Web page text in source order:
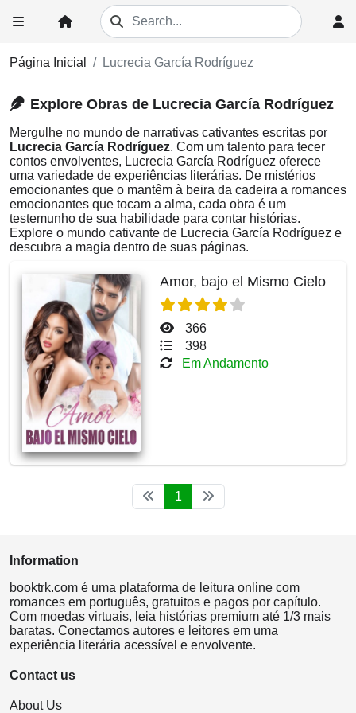
Página Inicial Lucrecia García Rodríguez
Explore Obras de Lucrecia García Rodríguez
Mergulhe no mundo de narrativas cativantes escritas por
Lucrecia García Rodríguez. Com um talento para tecer
contos envolventes, Lucrecia García Rodríguez oferece
uma variedade de experiências literárias. De mistérios
emocionantes que o mantêm à beira da cadeira a romances
emocionantes que tocam a alma, cada obra é um
testemunho de sua habilidade para contar histórias.
Explore o mundo cativante de Lucrecia García Rodríguez e
descubra a magia dentro de suas páginas.
Amor, bajo el Mismo Cielo
366
398
Em Andamento
1
Information
booktrk.com é uma plataforma de leitura online com
romances em português, gratuitos e pagos por capítulo.
Com moedas virtuais, leia histórias premium até 1/3 mais
baratas. Conectamos autores e leitores em uma
experiência literária acessível e envolvente.
Contact us
About Us